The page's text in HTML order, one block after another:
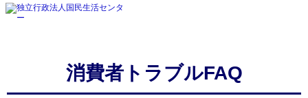
消費者トラブルFAQ